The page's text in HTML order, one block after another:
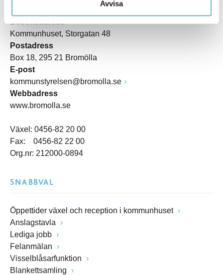
Avvisa
Kommunhuset, Storgatan 48
Postadress
Box 18, 295 21 Bromölla
E-post
kommunstyrelsen@bromolla.se
Webbadress
www.bromolla.se
Växel: 0456-82 20 00
Fax: 0456-82 22 00
Org.nr: 212000-0894
SNABBVAL
Öppettider växel och reception i kommunhuset
Anslagstavla
Lediga jobb
Felanmälan
Visselblåsarfunktion
Blankettsamling